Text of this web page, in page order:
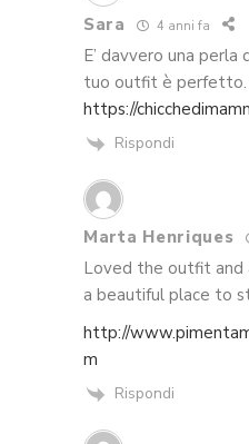
Sara 4 anni fa
E’ davvero una
tuo outfit è perfetto.
https://
Rispondi
Marta Henriques
Loved the outfit and
a beautiful place to
http://
m
Rispondi